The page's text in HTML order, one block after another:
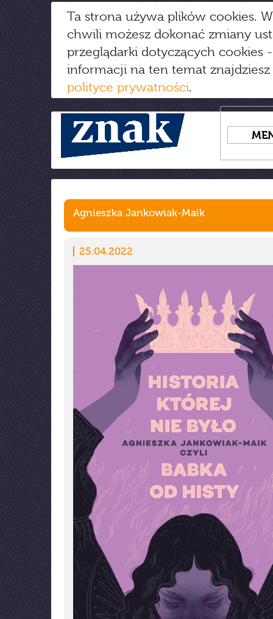
Ta strona używa plików cookies.
chwili możesz dokonać zmiany
przeglądarki dotyczących cookies
informacji na ten temat
polityce prywatności.
Agnieszka Jankowiak-Maik
25.04.2022